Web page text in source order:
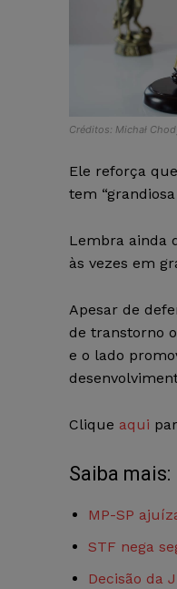
Créditos: Michał
Ele reforça
tem
Lembra ainda
às vezes em
Apesar de
de transtorno
e o lado
Clique aqui
Saiba mais:
MP-SP
STF nega
Decisão da